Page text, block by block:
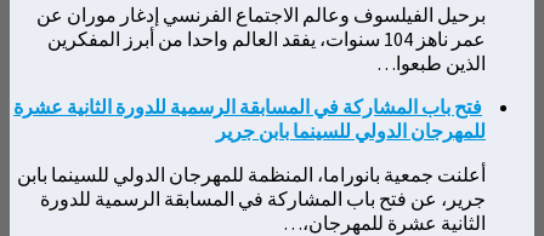
برحيل الفيلسوف وعالم الاجتماع الفرنسي إدغار موران عن
عمر ناهز 104 سنوات، يفقد العالم واحدا من أبرز المفكرين
الذين طبعوا…
فتح باب المشاركة في المسابقة الرسمية للدورة الثانية عشرة
للمهرجان الدولي للسينما بابن جرير
أعلنت جمعية بانوراما، المنظمة للمهرجان الدولي للسينما بابن
جرير، عن فتح باب المشاركة في المسابقة الرسمية للدورة
الثانية عشرة للمهرجان،…